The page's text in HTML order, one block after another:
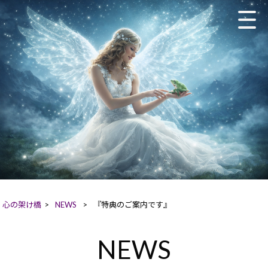
心の架け橋 > NEWS > 『特典のご案内です』
NEWS